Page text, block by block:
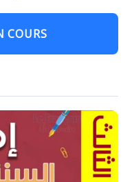
COURS